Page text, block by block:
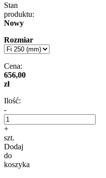
Stan
produktu:
Nowy
Rozmiar
Cena:
656,00
zł
Ilość:
-
+
szt.
Dodaj
do
koszyka